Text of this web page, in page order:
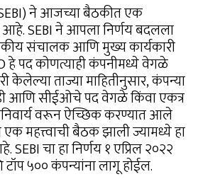
ने आजच्या बैठकीत एक
आहे. SEBI ने आपला निर्णय बदलला
संचालक आणि मुख्य कार्यकारी
हे पद कोणत्याही कंपनीमध्ये वेगळे
केलेल्या ताज्या माहितीनुसार, कंपन्या
आणि सीईओचे पद वेगळे किंवा एकत्र
वरून ऐच्छिक करण्यात आले
महत्त्वाची बैठक झाली ज्यामध्ये हा
चा हा निर्णय १ एप्रिल २०२२
५०० कंपन्यांना लागू होईल.